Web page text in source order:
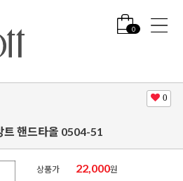
0
0
트 핸드타올 0504-51
상품가 22,000원